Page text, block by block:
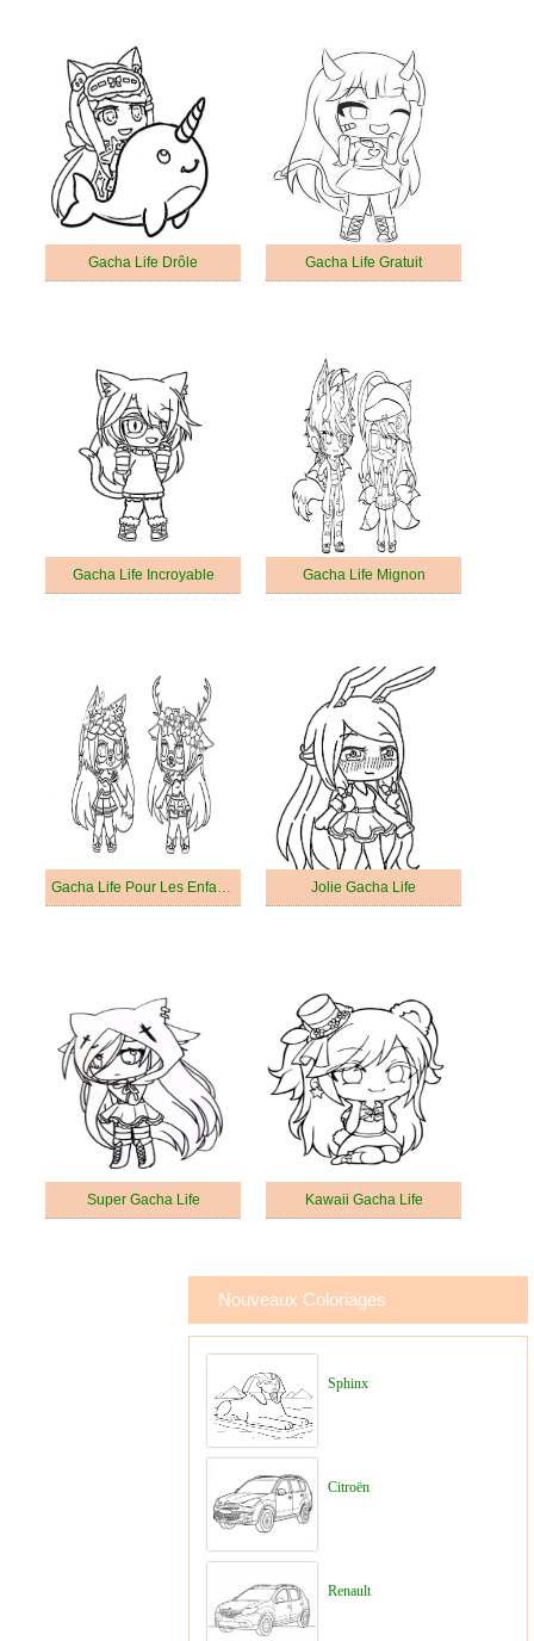
Gacha Life Drôle Gacha Life Gratuit
Gacha Life Incroyable Gacha Life Mignon
Gacha Life Pour Les Enfants Jolie Gacha Life
Super Gacha Life Kawaii Gacha Life
Nouveaux Coloriages
Sphinx
Citroën
Renault